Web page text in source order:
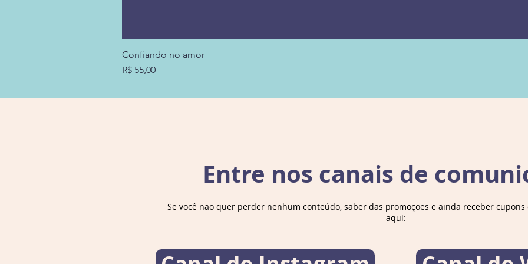
provar
Será
um
Confiando no amor
Preço
R$ 55,00
Entre nos canais de
Se você não quer perder nenhum conteúdo, saber das promoções e ainda receber cupons
aqui: